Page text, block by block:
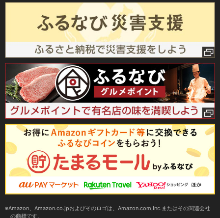
Amazon、Amazon.co.jpおよびそのロゴは、Amazon.com,Inc.またはその関連会社
の商標です。